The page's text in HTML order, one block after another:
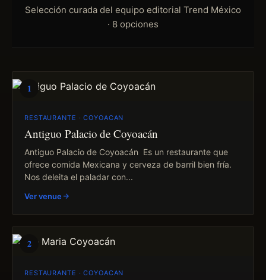
Selección curada del equipo editorial Trend México
· 8 opciones
1
RESTAURANTE · COYOACAN
Antiguo Palacio de Coyoacán
Antiguo Palacio de Coyoacán Es un restaurante que
ofrece comida Mexicana y cerveza de barril bien fría.
Nos deleita el paladar con...
Ver venue
2
RESTAURANTE · COYOACAN